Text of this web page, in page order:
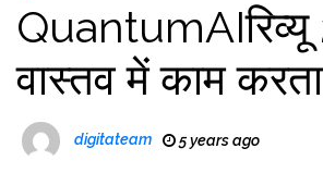
QuantumAIरिव्यू
वास्तव में काम
digitateam 5 years ago